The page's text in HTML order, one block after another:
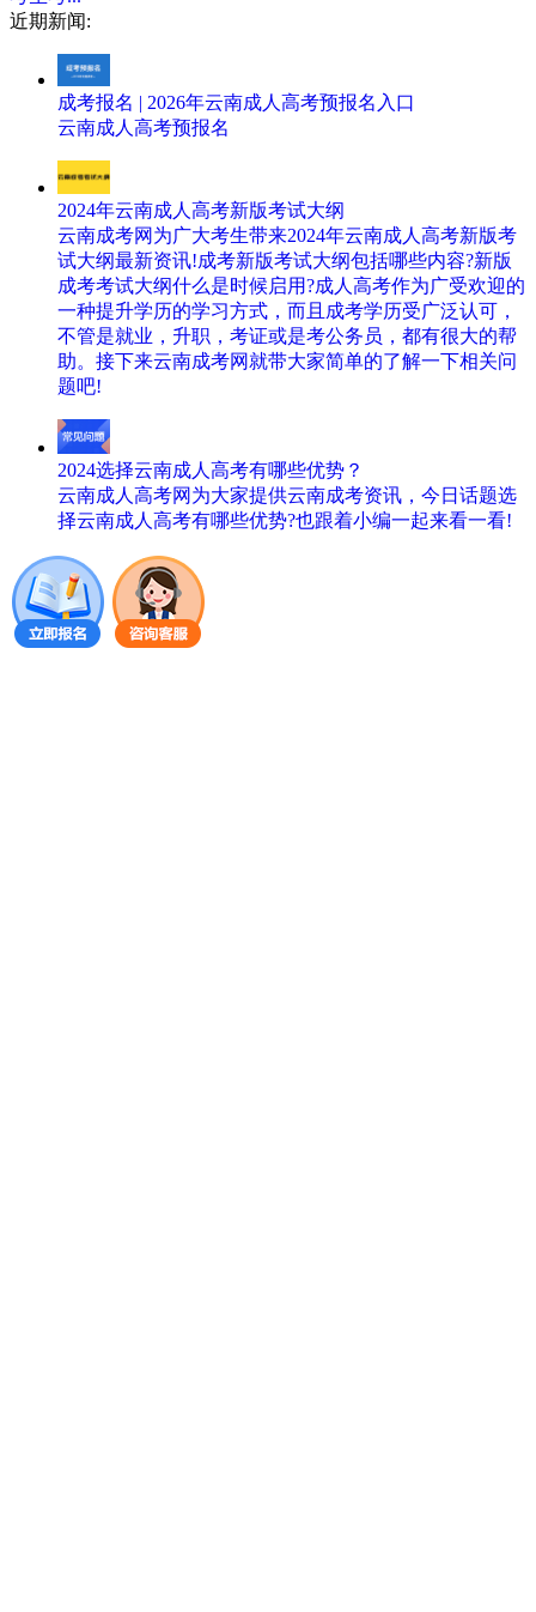
近期新闻:
成考报名 | 2026年云南成人高考预报名入口
云南成人高考预报名
2024年云南成人高考新版考试大纲
云南成考网为广大考生带来2024年云南成人高考新版考
试大纲最新资讯!成考新版考试大纲包括哪些内容?新版
成考考试大纲什么是时候启用?成人高考作为广受欢迎的
一种提升学历的学习方式，而且成考学历受广泛认可，
不管是就业，升职，考证或是考公务员，都有很大的帮
助。接下来云南成考网就带大家简单的了解一下相关问
题吧!
2024选择云南成人高考有哪些优势？
云南成人高考网为大家提供云南成考资讯，今日话题选
择云南成人高考有哪些优势?也跟着小编一起来看一看!